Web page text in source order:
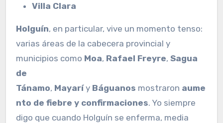
Villa Clara
Holguín, en particular, vive un momento tenso:
varias áreas de la cabecera provincial y
municipios como Moa, Rafael Freyre, Sagua
de
Tánamo, Mayaríy Báguanos mostraron aume
nto de fiebre y confirmaciones. Yo siempre
digo que cuando Holguín se enferma, media